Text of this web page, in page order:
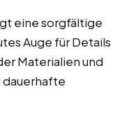
eine sorgfältige
Auge für Details
Materialien und
dauerhafte